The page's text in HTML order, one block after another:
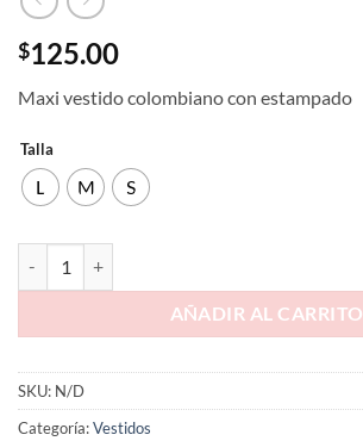
$125.00
Maxi vestido colombiano con estampado
Talla
L M S
AÑADIR AL CARRITO
SKU: N/D
Categoría:Vestidos